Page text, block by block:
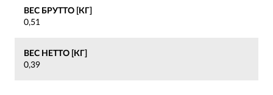
ВЕС БРУТТО [КГ]
0,51
ВЕС НЕТТО [КГ]
0,39